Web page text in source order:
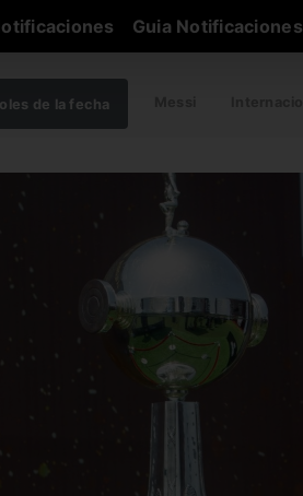
Guia Notificaciones
de la fecha